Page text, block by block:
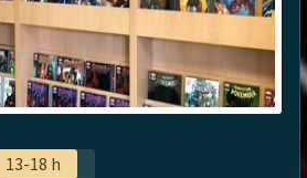
13-18 h